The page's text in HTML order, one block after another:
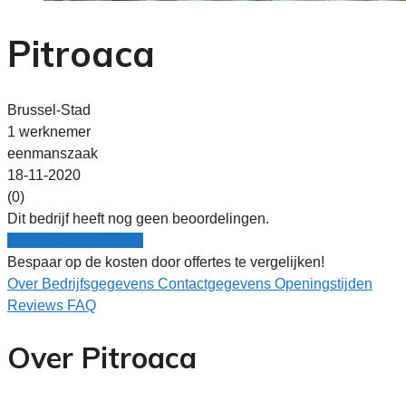
Pitroaca
Brussel-Stad
1 werknemer
eenmanszaak
18-11-2020
(0)
Dit bedrijf heeft nog geen beoordelingen.
Bespaar op de kosten door offertes te vergelijken!
Over Bedrijfsgegevens Contactgegevens Openingstijden
Reviews FAQ
Over Pitroaca